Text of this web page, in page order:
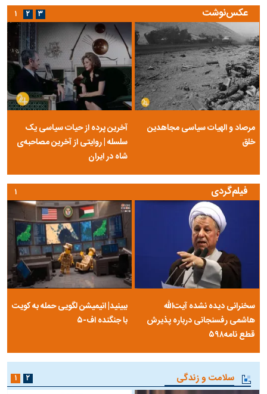
عکس‌نوشت
مرصاد و الهیات سیاسی مجاهدین
خلق
آخرین پرده از حیات سیاسی یک
سلسله | روایتی از آخرین مصاحبه‌ی
شاه در ایران
۱ ۲ ۳
فیلم‌گردی
سخنرانی دیده نشده آیت‌الله
هاشمی رفسنجانی درباره پذیرش
قطع نامه۵۹۸
ببینید| انیمیشن لگویی حمله به کویت
با جنگنده اف-۵
۱
سلامت و زندگی ۱ ۲